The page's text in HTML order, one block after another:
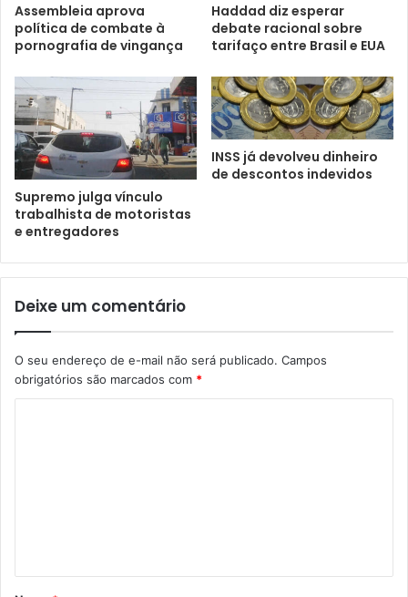
Assembleia aprova
política de combate à
pornografia de vingança
Haddad diz esperar
debate racional sobre
tarifaço entre Brasil e EUA
Supremo julga vínculo
trabalhista de motoristas
e entregadores
INSS já devolveu dinheiro
de descontos indevidos
Deixe um comentário
O seu endereço de e-mail não será publicado. Campos
obrigatórios são marcados com *